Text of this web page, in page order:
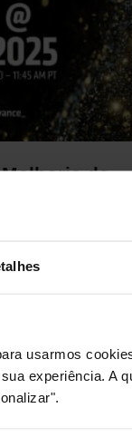
usarmos
experiência. A
de
performance Na
o mercado com…